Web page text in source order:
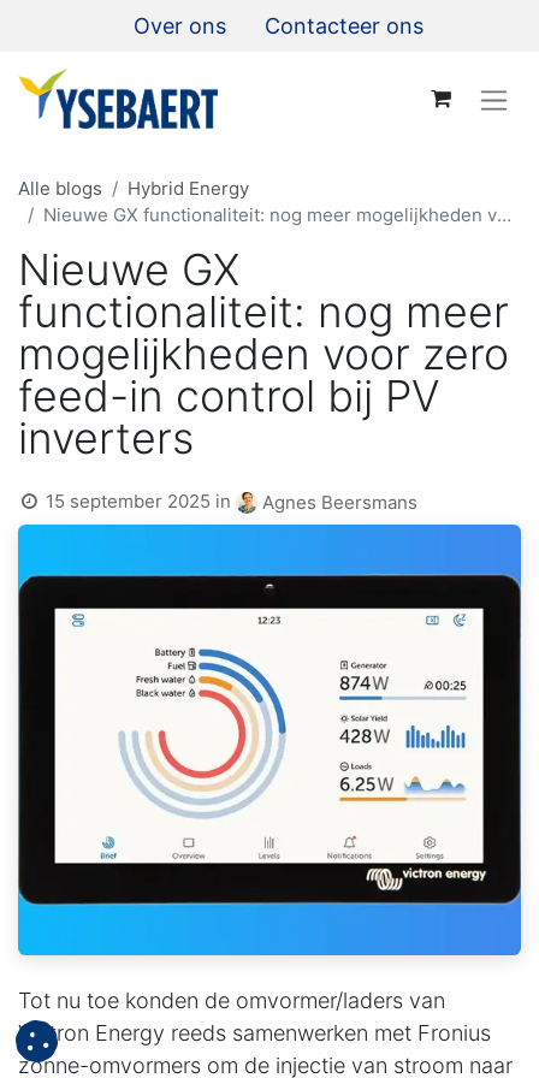
Over ons Contacteer ons
Alle blogs
Hybrid Energy
Nieuwe GX functionaliteit: nog meer mogelijkheden voor zero feed-in control bij PV inverters
Nieuwe GX
functionaliteit: nog meer
mogelijkheden voor zero
feed-in control bij PV
inverters
15 september 2025 in Agnes Beersmans
Tot nu toe konden de omvormer/laders van
Victron Energy reeds samenwerken met Fronius
zonne-omvormers om de injectie van stroom naar